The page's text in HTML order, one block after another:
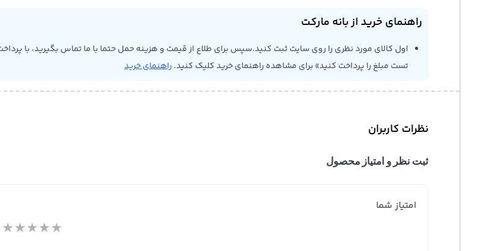
راهنمای خرید از بانه مارکت
اول کالای مورد نظری را روی سایت ثبت کنید.سپس برای طلاع از قیمت و هزینه حمل حتما با ما تماس بگیرید، با
تست مبلغ را پرداخت کنید» برای مشاهده راهنمای خرید کلیک کنید. راهنمای خرید
نظرات کاربران
ثبت نظر و امتیاز محصول
امتیاز شما
★★★★★